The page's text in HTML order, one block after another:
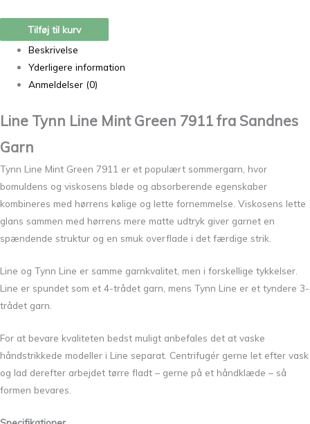
Tilføj til kurv
Beskrivelse
Yderligere information
Anmeldelser (0)
Line Tynn Line Mint Green 7911 fra Sandnes
Garn
Tynn Line Mint Green 7911 er et populært sommergarn, hvor
bomuldens og viskosens bløde og absorberende egenskaber
kombineres med hørrens kølige og lette fornemmelse. Viskosens lette
glans sammen med hørrens mere matte udtryk giver garnet en
spændende struktur og en smuk overflade i det færdige strik.
Line og Tynn Line er samme garnkvalitet, men i forskellige tykkelser.
Line er spundet som et 4-trådet garn, mens Tynn Line er et tyndere 3-
trådet garn.
For at bevare kvaliteten bedst muligt anbefales det at vaske
håndstrikkede modeller i Line separat. Centrifugér gerne let efter vask
og lad derefter arbejdet tørre fladt – gerne på et håndklæde – så
formen bevares.